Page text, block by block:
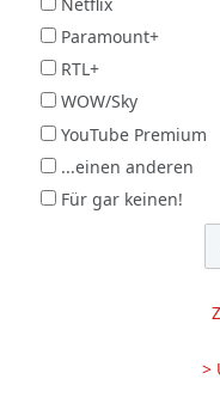
Paramount+
RTL+
WOW/Sky
YouTube Premium
...einen anderen
Für gar keinen!
>